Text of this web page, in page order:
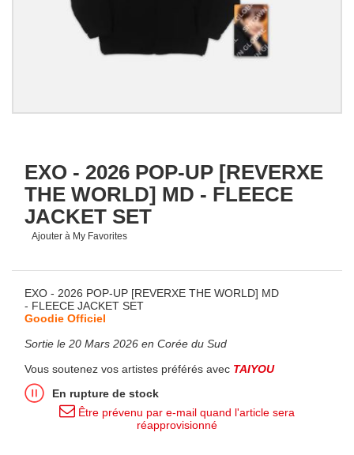
EXO - 2026 POP-UP [REVERXE
THE WORLD] MD - FLEECE
JACKET SET
Ajouter à My Favorites
EXO - 2026 POP-UP [REVERXE THE WORLD] MD
- FLEECE JACKET SET
Goodie Officiel
Sortie le 20 Mars 2026 en Corée du Sud
Vous soutenez vos artistes préférés avec TAIYOU
En rupture de stock
Être prévenu par e-mail quand l'article sera
réapprovisionné